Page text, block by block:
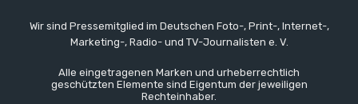
Wir sind Pressemitglied im Deutschen Foto-, Print-, Internet-,
Marketing-, Radio- und TV-Journalisten e. V.
Alle eingetragenen Marken und urheberrechtlich
geschützten Elemente sind Eigentum der jeweiligen
Rechteinhaber.